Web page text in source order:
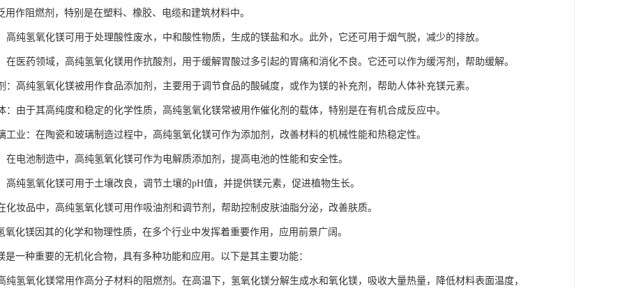
用作阻燃剂，特别是在塑料、橡胶、电缆和建筑材料中。
高纯氢氧化镁可用于处理酸性废水，中和酸性物质，生成的镁盐和水。此外，它还可用于烟气脱，减少的排放。
在医药领域，高纯氢氧化镁用作抗酸剂，用于缓解胃酸过多引起的胃痛和消化不良。它还可以作为缓泻剂，帮助缓解。
：高纯氢氧化镁被用作食品添加剂，主要用于调节食品的酸碱度，或作为镁的补充剂，帮助人体补充镁元素。
：由于其高纯度和稳定的化学性质，高纯氢氧化镁常被用作催化剂的载体，特别是在有机合成反应中。
工业：在陶瓷和玻璃制造过程中，高纯氢氧化镁可作为添加剂，改善材料的机械性能和热稳定性。
在电池制造中，高纯氢氧化镁可作为电解质添加剂，提高电池的性能和安全性。
高纯氢氧化镁可用于土壤改良，调节土壤的pH值，并提供镁元素，促进植物生长。
化妆品中，高纯氢氧化镁可用作吸油剂和调节剂，帮助控制皮肤油脂分泌，改善肤质。
氧化镁因其的化学和物理性质，在多个行业中发挥着重要作用，应用前景广阔。
是一种重要的无机化合物，具有多种功能和应用。以下是其主要功能：
纯氢氧化镁常用作高分子材料的阻燃剂。在高温下，氢氧化镁分解生成水和氧化镁，吸收大量热量，降低材料表面温度，